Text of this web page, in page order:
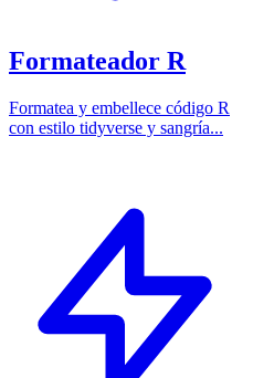
Formateador R
Formatea y embellece código R
con estilo tidyverse y sangría...